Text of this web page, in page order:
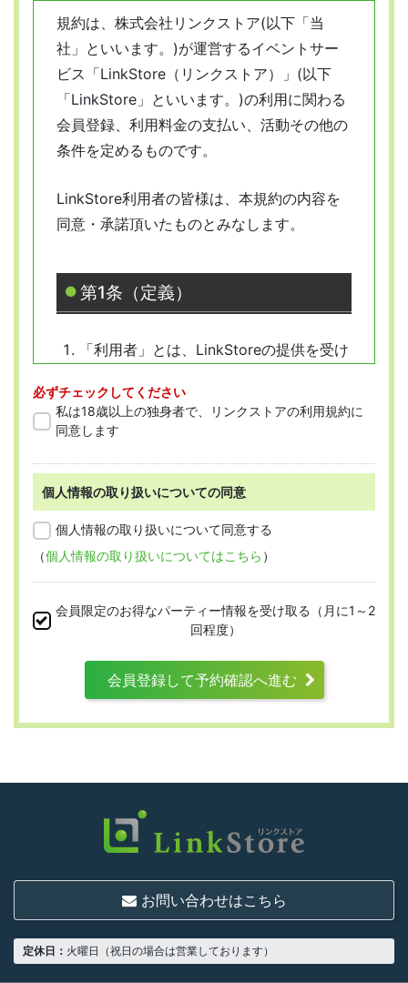
規約は、株式会社リンクストア(以下「当
社」といいます。)が運営するイベントサー
ビス「LinkStore（リンクストア）」(以下
「LinkStore」といいます。)の利用に関わる
会員登録、利用料金の支払い、活動その他の
条件を定めるものです。
LinkStore利用者の皆様は、本規約の内容を
同意・承諾頂いたものとみなします。
第1条（定義）
「利用者」とは、LinkStoreの提供を受け
「会員」とは、本規約に従って会員登録
をした人を指します。
第2条 （適用範囲）
ります。
第3条 （利用資格）
いものとします。
18歳以上の独身者であること
男性は収入があること
当社の指定する環境でサービスを利用で
必ずチェックしてください
私は18歳以上の独身者で、リンクストアの利用規約に
同意します
個人情報の取り扱いについての同意
個人情報の取り扱いについて同意する
（個人情報の取り扱いについてはこちら ）
会員限定のお得なパーティー情報を受け取る（月に1～2
回程度）
会員登録して予約確認へ進む
お問い合わせはこちら
定休日： 火曜日（祝日の場合は営業しております）